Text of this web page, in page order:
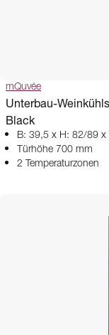
mQuvée
Unterbau-
Black
B: 39,5 x H: 82/89 x
Türhöhe 700 mm
2 Temperaturzonen